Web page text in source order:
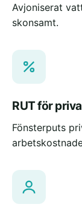
Avjoniserat
skonsamt.
RUT för
Fönsterputs